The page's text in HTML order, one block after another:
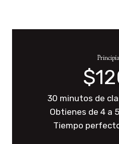
30 minutos de
Obtienes de 4 a
Tiempo